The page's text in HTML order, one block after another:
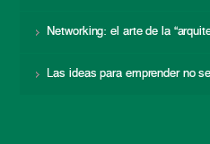
Networking: el arte de la
Las ideas para emprender no